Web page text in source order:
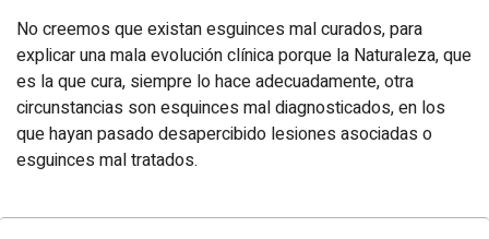
No creemos que existan esguinces mal curados, para
explicar una mala evolución clínica porque la Naturaleza, que
es la que cura, siempre lo hace adecuadamente, otra
circunstancias son esquinces mal diagnosticados, en los
que hayan pasado desapercibido lesiones asociadas o
esguinces mal tratados.